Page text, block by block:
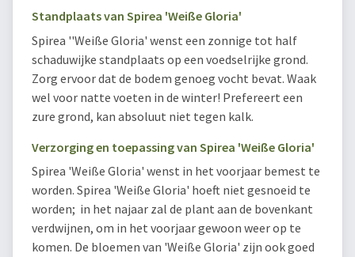
Standplaats van Spirea 'Weiße Gloria'
Spirea ''Weiße Gloria' wenst een zonnige tot half
schaduwijke standplaats op een voedselrijke grond.
Zorg ervoor dat de bodem genoeg vocht bevat. Waak
wel voor natte voeten in de winter! Prefereert een
zure grond, kan absoluut niet tegen kalk.
Verzorging en toepassing van Spirea 'Weiße Gloria'
Spirea 'Weiße Gloria' wenst in het voorjaar bemest te
worden. Spirea 'Weiße Gloria' hoeft niet gesnoeid te
worden; in het najaar zal de plant aan de bovenkant
verdwijnen, om in het voorjaar gewoon weer op te
komen. De bloemen van 'Weiße Gloria' zijn ook goed